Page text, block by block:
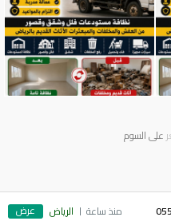
على السوم
منذ ساعة الرياض عرض